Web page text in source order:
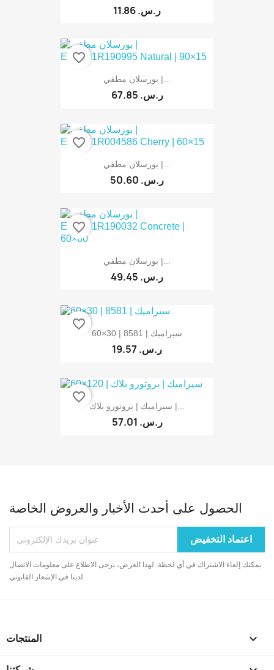
11.86 ر.س.‏
بورسلان مطفي |...
67.85 ر.س.‏
favorite_border
بورسلان مطفي |...
50.60 ر.س.‏
favorite_border
بورسلان مطفي |...
49.45 ر.س.‏
favorite_border
سيراميك | 8581 | 30×60
19.57 ر.س.‏
favorite_border
سيراميك | بروتورو بلاك |...
57.01 ر.س.‏
favorite_border
الحصول على أحدث الأخبار والعروض الخاصة
يمكنك إلغاء الاشتراك في أي لحظة. لهذا الغرض، يرجى الاطلاع على معلومات الاتصال
لدينا في الإشعار القانوني.
المنتجات 